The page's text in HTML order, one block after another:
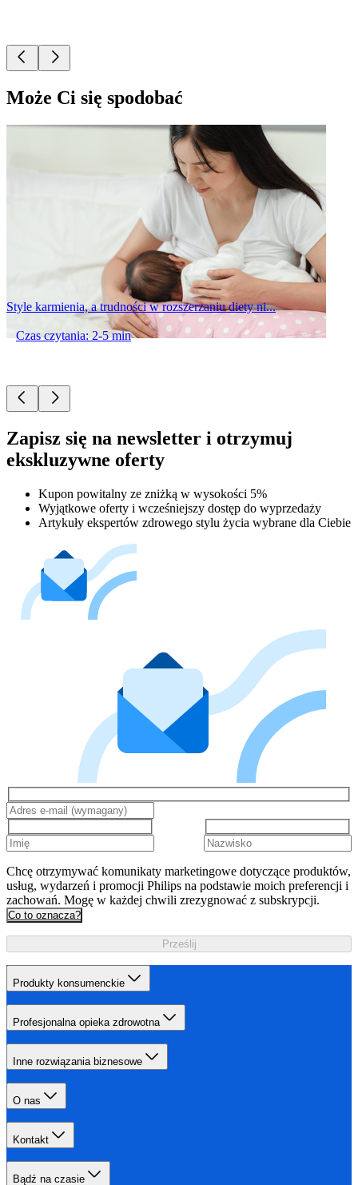
Może Ci się spodobać
Style karmienia, a trudności w rozszerzaniu diety ni...
Czas czytania: 2-5 min
Zapisz się na newsletter i otrzymuj
ekskluzywne oferty
Kupon powitalny ze zniżką w wysokości 5%
Wyjątkowe oferty i wcześniejszy dostęp do wyprzedaży
Artykuły ekspertów zdrowego stylu życia wybrane dla Ciebie
Chcę otrzymywać komunikaty marketingowe dotyczące produktów,
usług, wydarzeń i promocji Philips na podstawie moich preferencji i
zachowań. Mogę w każdej chwili zrezygnować z subskrypcji.
Co to oznacza?
Prześlij
Produkty konsumenckie
Profesjonalna opieka zdrowotna
Inne rozwiązania biznesowe
O nas
Kontakt
Bądź na czasie